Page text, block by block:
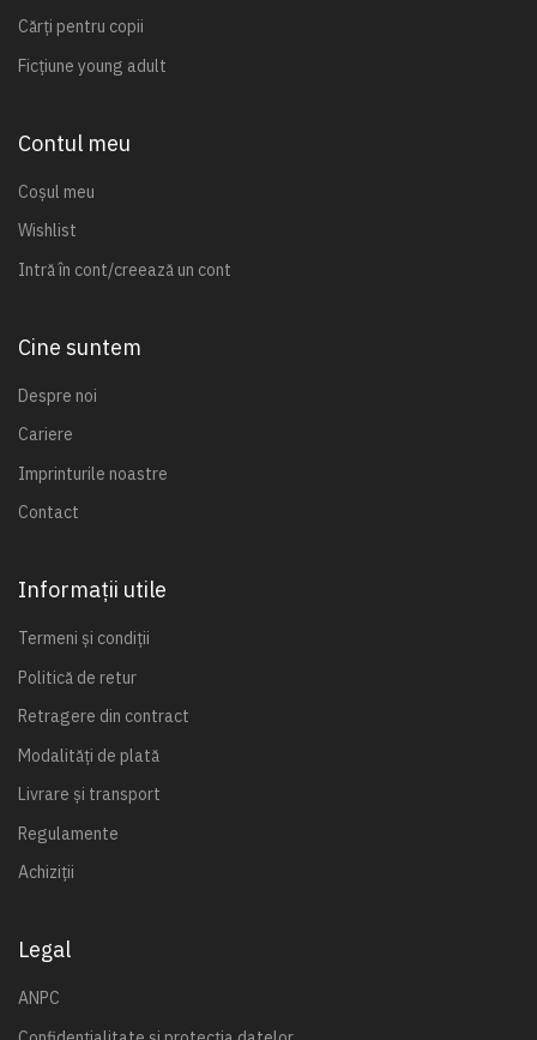
Cărți pentru copii
Ficțiune young adult
Contul meu
Coșul meu
Wishlist
Intră în cont/creează un cont
Cine suntem
Despre noi
Cariere
Imprinturile noastre
Contact
Informații utile
Termeni și condiții
Politică de retur
Retragere din contract
Modalități de plată
Livrare și transport
Regulamente
Achiziții
Legal
ANPC